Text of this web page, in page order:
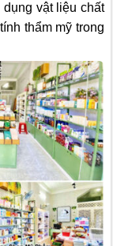
dụng vật liệu chất
thẩm mỹ trong